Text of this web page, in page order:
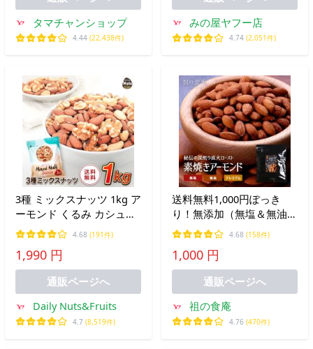
タマチャンショップ
4.44 (22,438件)
みの屋ヤフー店
4.74 (2,051件)
3種 ミックスナッツ 1kg ア
ーモンド くるみ カシュー
ナッツ 素焼き 食塩不使用
添加物不使用 植物油不使
用 チャック付き袋
4.68 (191件)
1,990 円
通販ページへ
Daily Nuts&Fruits
4.7 (8,519件)
送料無料1,000円ぽっき
り！無添加（無塩＆無油）
アーモンドたっぷり350g
メール便 ポイント消化 ポ
イント利用 爆買
4.68 (158件)
1,000 円
通販ページへ
祖の食庵
4.76 (470件)